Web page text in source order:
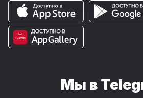
Мы в